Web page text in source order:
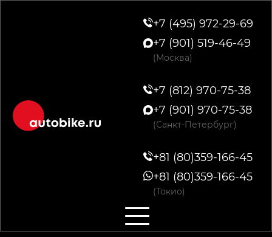
+7 (495) 972-29-69
+7 (901) 519-46-49
(Москва)
+7 (812) 970-75-38
+7 (901) 970-75-38
(Санкт-Петербург)
+81 (80)359-166-45
+81 (80)359-166-45
(Токио)